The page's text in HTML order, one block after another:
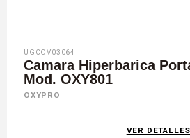
UGCOV03064
Camara Hiperbarica
Mod. OXY801
OXYPRO
VER DETALLES